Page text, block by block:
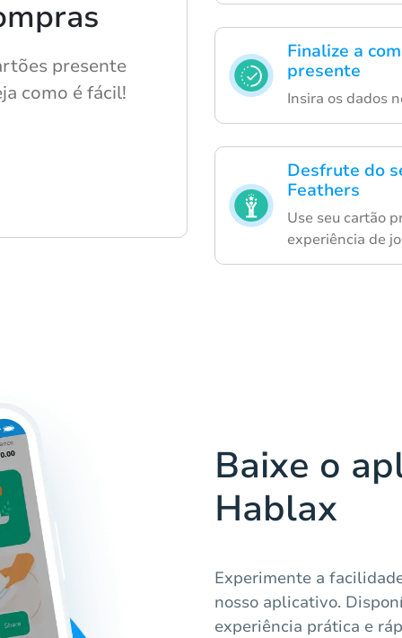
Finalize a
presente
Insira os dados
Desfrute do
Feathers
Use seu cartão
experiência de
presente
como é fácil!
Baixe o
Hablax
Experimente a
nosso aplicativo.
experiência prática e